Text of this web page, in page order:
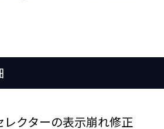
クターの表示崩れ修正